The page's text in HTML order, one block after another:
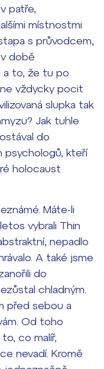
patře,
místnostmi
s průvodcem,
době
a to, že tu po
vždycky pocit
slupka tak
Jak tuhle
do
psychologů, kteří
holocaust
Máte-li
vybrali Thin
nepadlo
A také jsme
do
chladným.
před sebou a
Od toho
co malíř,
nevadí. Kromě